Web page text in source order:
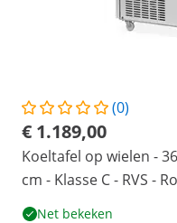
(0)
€ 1.189,00
Koeltafel op wielen -
cm - Klasse C - RVS -
Net bekeken